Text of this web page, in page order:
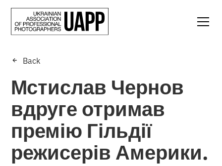
Back
Мстислав Чернов
вдруге отримав
премію Гільдії
режисерів Америки.